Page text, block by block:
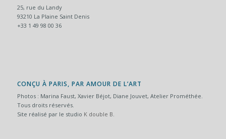
25, rue du Landy
93210 La Plaine Saint Denis
+33 1 49 98 00 36
CONÇU À PARIS, PAR AMOUR DE L’ART
Photos : Marina Faust, Xavier Béjot, Diane Jouvet, Atelier Prométhée.
Tous droits réservés.
Site réalisé par le studio K double B